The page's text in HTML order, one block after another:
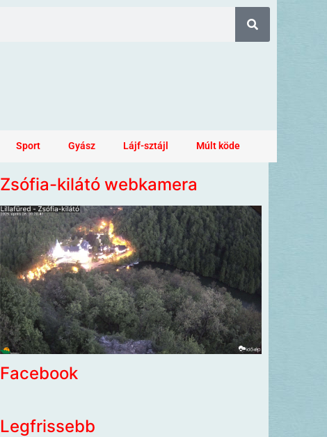
Sport Gyász Lájf-sztájl Múlt köde
Zsófia-kilátó webkamera
Facebook
Legfrissebb